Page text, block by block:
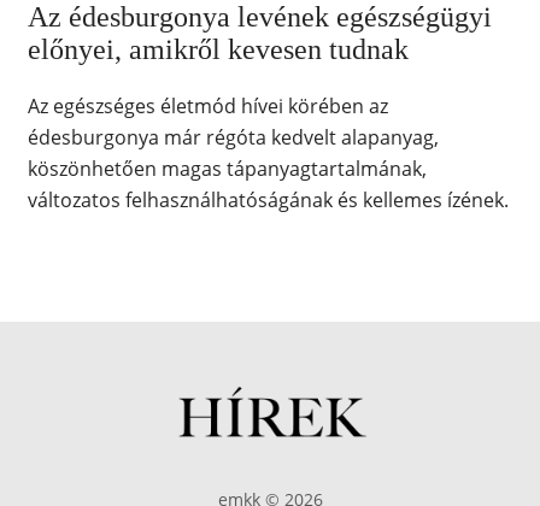
Az édesburgonya levének egészségügyi
előnyei, amikről kevesen tudnak
Az egészséges életmód hívei körében az
édesburgonya már régóta kedvelt alapanyag,
köszönhetően magas tápanyagtartalmának,
változatos felhasználhatóságának és kellemes ízének.
emkk © 2026